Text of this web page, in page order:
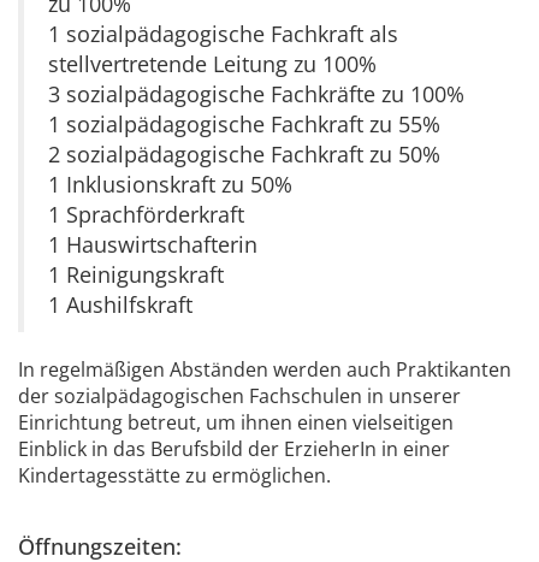
1 sozialpädagogische Fachkraft als
stellvertretende Leitung zu 100%
3 sozialpädagogische Fachkräfte zu 100%
1 sozialpädagogische Fachkraft zu 55%
2 sozialpädagogische Fachkraft zu 50%
1 Inklusionskraft zu 50%
1 Sprachförderkraft
1 Hauswirtschafterin
1 Reinigungskraft
1 Aushilfskraft
In regelmäßigen Abständen werden auch Praktikanten
der sozialpädagogischen Fachschulen in unserer
Einrichtung betreut, um ihnen einen vielseitigen
Einblick in das Berufsbild der ErzieherIn in einer
Kindertagesstätte zu ermöglichen.
Öffnungszeiten: